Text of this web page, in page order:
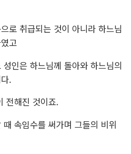
로 취급되는 것이 아니라 하느님
고
인은 하느님께 돌아와 하느님의
.
전해진 것이죠.
속임수를 써가며 그들의 비위